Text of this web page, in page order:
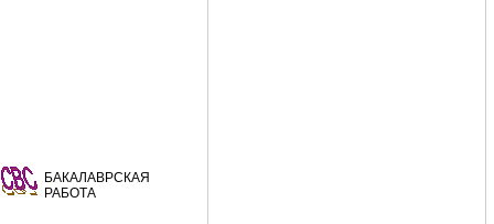
БАКАЛАВРСКАЯ
РАБОТА